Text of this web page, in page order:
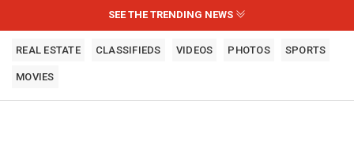
SEE THE TRENDING NEWS
REAL ESTATE CLASSIFIEDS VIDEOS PHOTOS SPORTS
MOVIES